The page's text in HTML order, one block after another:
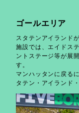
ゴールエリア
スタテンアイランド
施設では、エイドス
ントステージ等が展
す。
マンハッタンに戻る
タテン・アイランド